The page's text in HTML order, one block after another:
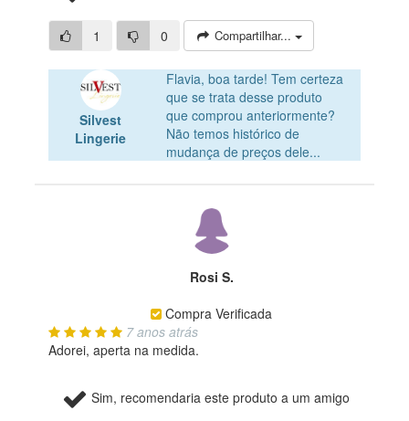
1 0 Compartilhar...
Silvest
Lingerie
Flavia, boa tarde! Tem certeza
que se trata desse produto
que comprou anteriormente?
Não temos histórico de
mudança de preços dele...
Rosi S.
Compra Verificada
7 anos atrás
Adorei, aperta na medida.
Sim, recomendaria este produto a um amigo